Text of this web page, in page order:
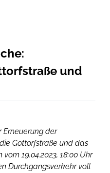
und
Erneuerung der
Gottorfstraße und das
19.04.2023, 18:00 Uhr
Durchgangsverkehr voll